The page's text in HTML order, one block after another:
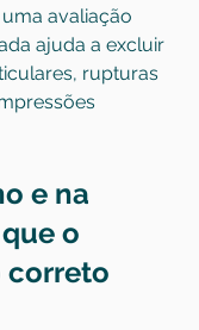
avaliação
ajuda a excluir
rupturas
e na
o
correto